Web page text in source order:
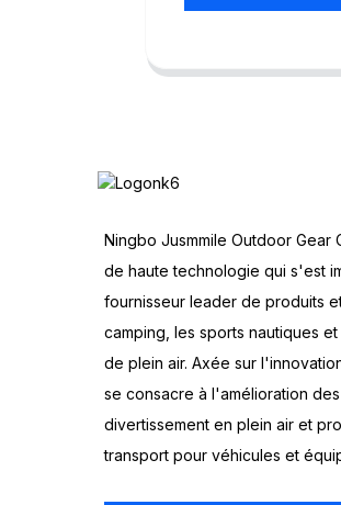
Ningbo Jusmmile Outdoor Gear
de haute technologie qui s'est
fournisseur leader de produits
camping, les sports nautiques
de plein air. Axée sur
se consacre à l'amélioration
divertissement en plein air et
transport pour véhicules et